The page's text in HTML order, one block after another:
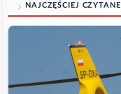
NAJCZĘŚCIEJ CZYTANE